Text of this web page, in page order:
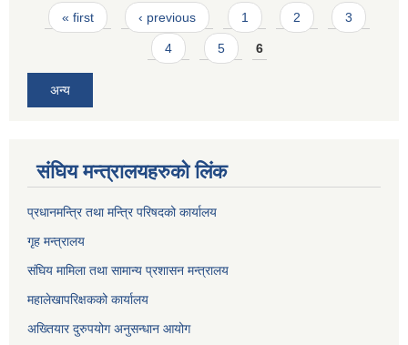
Pages
« first ‹ previous 1 2 3
4 5 6
अन्य
संघिय मन्त्र‍ालयहरुको लिंक
प्रधानमन्त्रि तथा मन्त्रि परिषदको कार्यालय
गृह मन्त्रालय
संघिय मामिला तथा सामान्य प्रशासन मन्त्रालय
महालेखापरिक्षकको कार्यालय
अख्तियार दुरुपयोग अनुसन्धान आयोग